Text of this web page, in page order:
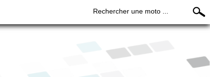
Rechercher une moto ...